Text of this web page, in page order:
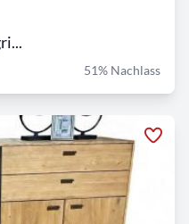
51% Nachlass